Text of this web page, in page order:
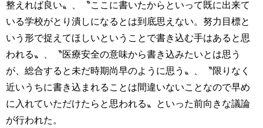
整えれば良い〟、〝ここに書いたからといって既に出来て
いる学校がとり潰しになるとは到底思えない。努力目標と
いう形で捉えてほしいということで書き込む手はあると思
われる〟、〝医療安全の意味から書き込みたいとは思う
が、総合すると未だ時期尚早のように思う〟、〝限りなく
近いうちに書き込まれることは間違いないことなので早め
に入れていただけたらと思われる〟といった前向きな議論
が行われた。